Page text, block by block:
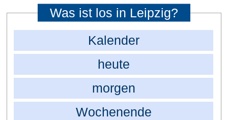
Was ist los in Leipzig?
Kalender
heute
morgen
Wochenende